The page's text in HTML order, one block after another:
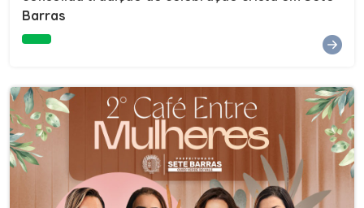
e do Instituto de Desenvolvimento Profissional
fundador da empresa Seu Consultor.Inscrições: FAÇA
AQUI
Barras